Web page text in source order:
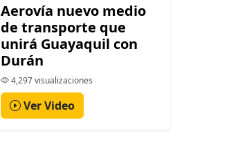
Aerovía nuevo medio
de transporte que
unirá Guayaquil con
Durán
4,297 visualizaciones
Ver Video